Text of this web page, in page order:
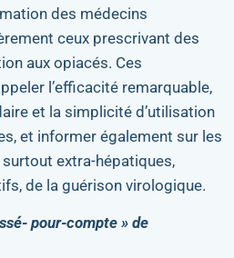
des médecins
ceux prescrivant des
aux opiacés. Ces
l’efficacité remarquable,
et la simplicité d’utilisation
et informer également sur les
extra-hépatiques,
de la guérison virologique.
pour-compte » de